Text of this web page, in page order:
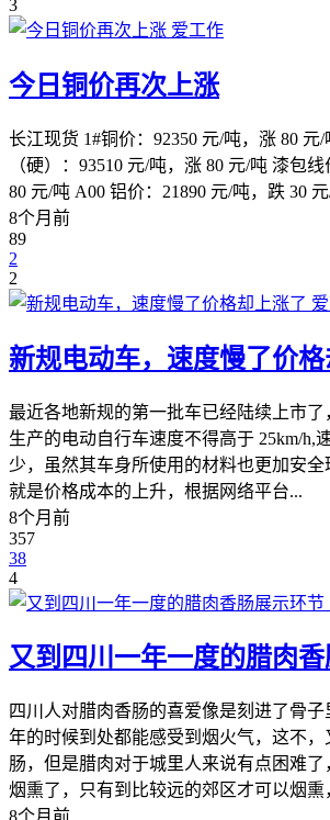
3
爱工作
今日铜价再次上涨
长江现货 1#铜价：92350 元/吨，涨 80 元
（硬）：93510 元/吨，涨 80 元/吨 漆包
80 元/吨 A00 铝价：21890 元/吨，跌 30
8个月前
89
2
2
新规电动车，速度慢了价
最近各地新规的第一批车已经陆续上市
生产的电动自行车速度不得高于 25km/h,
少，虽然其车身所使用的材料也更加安
就是价格成本的上升，根据网络平台...
8个月前
357
38
4
又到四川一年一度的腊肉
四川人对腊肉香肠的喜爱像是刻进了骨
年的时候到处都能感受到烟火气，这不
肠，但是腊肉对于城里人来说有点困难
烟熏了，只有到比较远的郊区才可以烟熏